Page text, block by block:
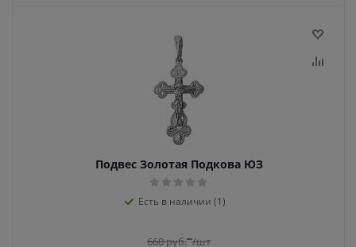
Подвес Золотая Подкова ЮЗ
Есть в наличии (1)
660руб. /шт